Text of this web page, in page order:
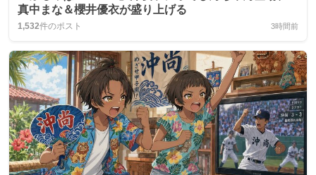
真中まな＆櫻井優衣が盛り上げる
1,532件のポスト 3時間前